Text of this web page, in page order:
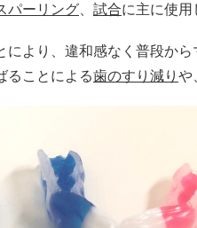
パーリング 試合に主に使用
により、違和感なく普段か
ることによる歯のすり減り や